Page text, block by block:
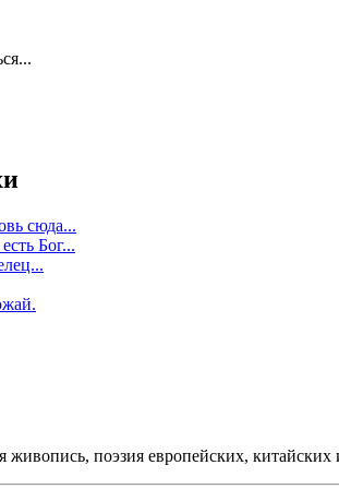
сюда...
Бог...
живопись, поэзия европейских, китайских